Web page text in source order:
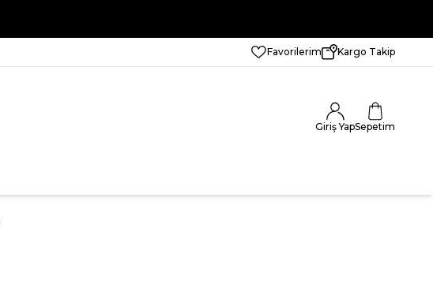
Favorilerim Kargo Takip
Giriş YapSepetim